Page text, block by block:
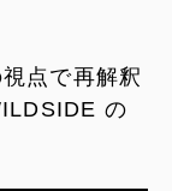
点で再解釈
の